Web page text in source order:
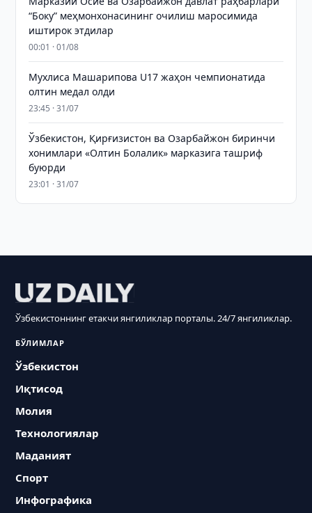
“Боку” меҳмонхонасининг очилиш маросимида
иштирок этдилар
00:01 · 01/08
Мухлиса Машарипова U17 жаҳон чемпионатида
олтин медал олди
23:45 · 31/07
Ўзбекистон, Қирғизистон ва Озарбайжон биринчи
хонимлари «Олтин Болалик» марказига ташриф
буюрди
23:01 · 31/07
Ўзбекистоннинг етакчи янгиликлар порталы. 24/7 янгиликлар.
БЎЛИМЛАР
Ўзбекистон
Иқтисод
Молия
Технологиялар
Маданият
Спорт
Инфографика